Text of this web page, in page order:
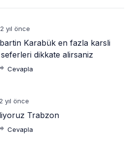
2 yıl önce
Karabük en fazla karsli
dikkate alirsaniz
Cevapla
2 yıl önce
Trabzon
Cevapla